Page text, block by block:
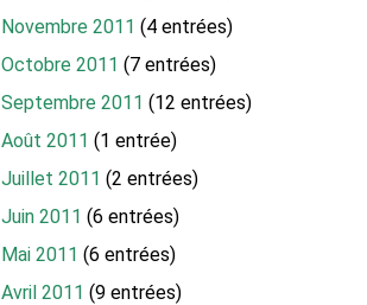
Novembre 2011 (4 entrées)
Octobre 2011 (7 entrées)
Septembre 2011 (12 entrées)
Août 2011 (1 entrée)
Juillet 2011 (2 entrées)
Juin 2011 (6 entrées)
Mai 2011 (6 entrées)
Avril 2011 (9 entrées)